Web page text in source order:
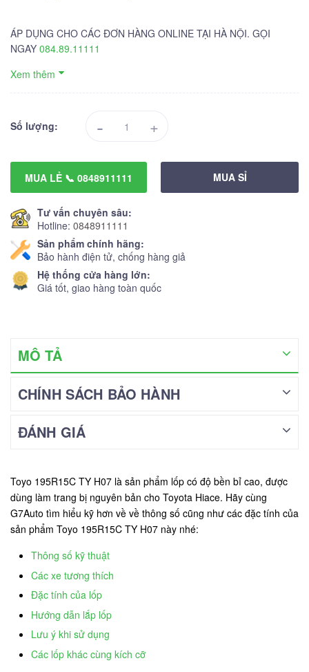
ÁP DỤNG CHO CÁC ĐƠN HÀNG ONLINE TẠI HÀ NỘI. GỌI
NGAY 084.89.11111
Xem thêm
Số lượng: - +
MUA LẺ 📞 0848911111 MUA SỈ
Tư vấn chuyên sâu:
Hotline: 0848911111
Sản phẩm chính hãng:
Bảo hành điện tử, chống hàng giả
Hệ thống cửa hàng lớn:
Giá tốt, giao hàng toàn quốc
MÔ TẢ
CHÍNH SÁCH BẢO HÀNH
ĐÁNH GIÁ
Toyo 195R15C TY H07 là sản phẩm lốp có độ bền bỉ cao, được
dùng làm trang bị nguyên bản cho Toyota Hiace. Hãy cùng
G7Auto tìm hiểu kỹ hơn về về thông số cũng như các đặc tính của
sản phẩm Toyo 195R15C TY H07 này nhé:
Thông số kỹ thuật
Các xe tương thích
Đặc tính của lốp
Hướng dẫn lắp lốp
Lưu ý khi sử dụng
Các lốp khác cùng kích cỡ